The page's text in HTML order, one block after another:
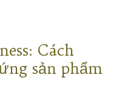
Cách
sản phẩm